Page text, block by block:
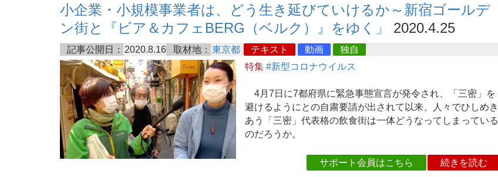
小企業・小規模事業者は、どう生き延びていけるか～新宿ゴールデ
ン街と『ビア＆カフェBERG（ベルク）』をゆく」
2020.4.25
記事公開日： 2020.8.16 取材地： 東京都 テキスト 動画
独自
特集 #新型コロナウイルス
4月7日に7都府県に緊急事態宣言が発令され、「三密」を
避けるようにとの自粛要請が出されて以来、人々でひしめき
あう「三密」代表格の飲食街は一体どうなってしまっている
のだろうか。
サポート会員はこちら 続きを読む